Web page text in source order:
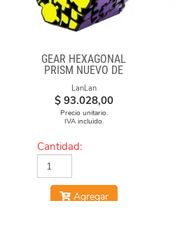
GEAR HEXAGONAL
PRISM NUEVO DE
LANLAN
LanLan
$ 93.028,00
Precio unitario.
IVA incluido.
Cantidad:
Agregar